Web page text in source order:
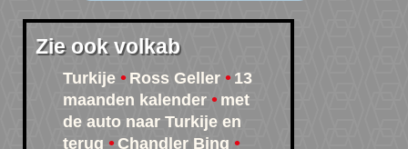
Zie ook volkab
Turkije Ross Geller
13
maanden kalender
met
de auto naar Turkije en
terug
Chandler Bing